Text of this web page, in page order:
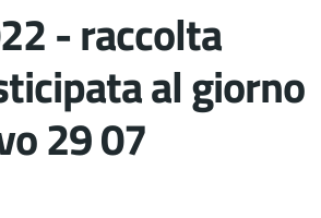
- raccolta
al giorno
29 07